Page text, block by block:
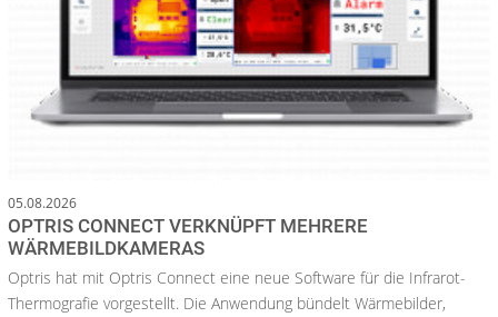
05.08.2026
OPTRIS CONNECT VERKNÜPFT MEHRERE
WÄRMEBILDKAMERAS
Optris hat mit Optris Connect eine neue Software für die Infrarot-
Thermografie vorgestellt. Die Anwendung bündelt Wärmebilder,